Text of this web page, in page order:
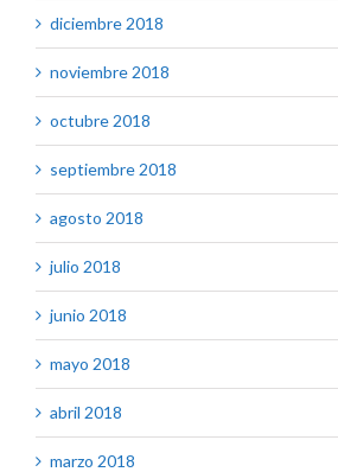
diciembre 2018
noviembre 2018
octubre 2018
septiembre 2018
agosto 2018
julio 2018
junio 2018
mayo 2018
abril 2018
marzo 2018